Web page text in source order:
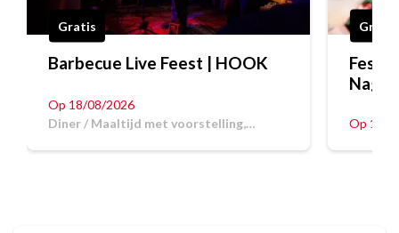
Gratis
Barbecue Live Feest | HOOK
Op 18/08/2026
Diner / Maaltijd met voorstelling,
Gratis
Op 12/